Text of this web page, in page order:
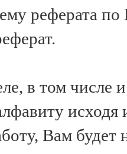
реферата по
в том числе
исходя
Вам будет